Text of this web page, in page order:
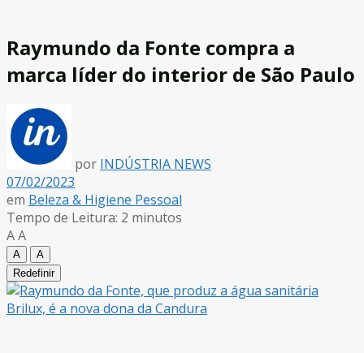
Raymundo da Fonte compra a
marca líder do interior de São Paulo
por INDÚSTRIA NEWS
07/02/2023
em Beleza & Higiene Pessoal
Tempo de Leitura: 2 minutos
AA
A
A
Redefinir